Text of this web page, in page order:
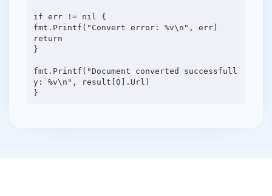
if err != nil {
fmt.Printf("Convert error: %v\n", err)
return
}
fmt.Printf("Document converted successfull
y: %v\n", result[0].Url)